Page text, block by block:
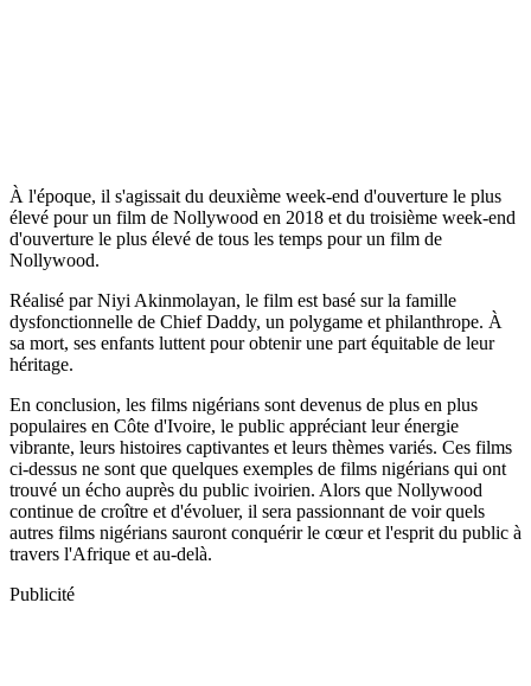
À l'époque, il s'agissait du deuxième week-end d'ouverture le plus
élevé pour un film de Nollywood en 2018 et du troisième week-end
d'ouverture le plus élevé de tous les temps pour un film de
Nollywood.
Réalisé par Niyi Akinmolayan, le film est basé sur la famille
dysfonctionnelle de Chief Daddy, un polygame et philanthrope. À
sa mort, ses enfants luttent pour obtenir une part équitable de leur
héritage.
En conclusion, les films nigérians sont devenus de plus en plus
populaires en Côte d'Ivoire, le public appréciant leur énergie
vibrante, leurs histoires captivantes et leurs thèmes variés. Ces films
ci-dessus ne sont que quelques exemples de films nigérians qui ont
trouvé un écho auprès du public ivoirien. Alors que Nollywood
continue de croître et d'évoluer, il sera passionnant de voir quels
autres films nigérians sauront conquérir le cœur et l'esprit du public à
travers l'Afrique et au-delà.
Publicité